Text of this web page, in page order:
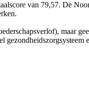
van 79,57. De
maar